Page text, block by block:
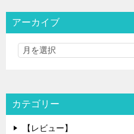
アーカイブ
カテゴリー
【レビュー】